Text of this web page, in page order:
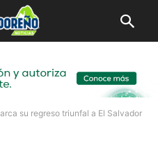
su regreso triunfal a El Salvador